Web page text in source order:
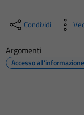
Condividi
Argomenti
Accesso all'informazione